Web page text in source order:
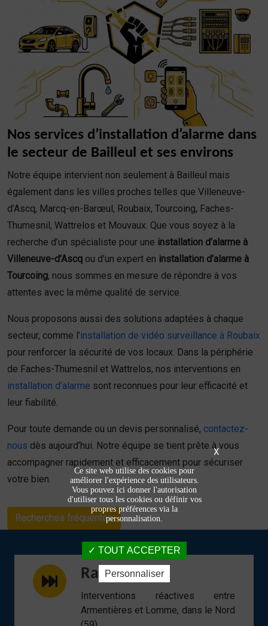
Nos services d’installation d’alarme dans
le secteur de Bailleul et ses environs
Notre équipe intervient non seulement à Bailleul mais
également dans les villes proches telles que Villeneuve-
d’Ascq, Marcq-en-Barœul, Roubaix, Tourcoing, Faches-
Thumesnil, Wattrelos et Mouvaux. Que vous soyez à la
recherche d’un spécialiste pour une installation d’alarme à
Villeneuve-d’Ascq ou d’un expert en installation d’alarme à
Tourcoing, nous sommes en mesure de répondre à vos
attentes avec la même qualité de service.
Nous proposons aussi des solutions adaptées à chaque
secteur, comme l’installation de vidéo surveillance à Roubaix
pour renforcer la sécurité de vos locaux. Dans la périphérie
de Faches-Thumesnil et Wattrelos, nos interventions en
installation d’alarme sont reconnues pour leur efficacité et
leur fiabilité.
Pour toute demande ou un devis personnalisé, contactez-
nous dès aujourd’hui. Notre équipe se tient prête à vous
accompagner rapidement et efficacement pour sécuriser
votre bien.
Recherches fréquentes
Rapidité
Interventions réactives entre
Armentières et Lomme, dans le Nord
X
Ce site web utilise des cookies pour
améliorer l'expérience des utilisateurs.
Vous pouvez ici donner l'autorisation
d'utiliser tous les cookies ou définir vos
propres préférences via la
personnalisation.
TOUT ACCEPTER
Personnaliser